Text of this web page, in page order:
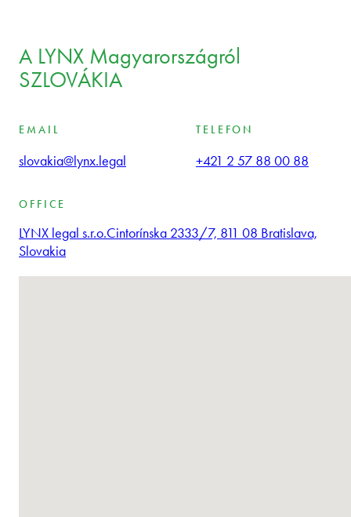
A LYNX Magyarországról
SZLOVÁKIA
EMAIL
slovakia@lynx.legal
TELEFON
+421 2 57 88 00 88
OFFICE
LYNX legal s.r.o.Cintorínska 2333/7, 811 08 Bratislava,
Slovakia